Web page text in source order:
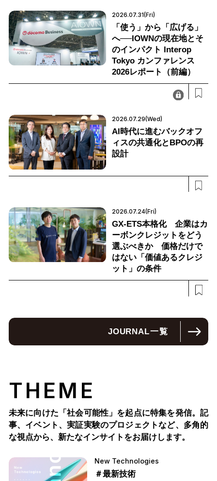
2026.07.31(Fri)
「使う」から「広げる」
へ──IOWNの現在地とそ
のインパクト Interop
Tokyo カンファレンス
2026レポート（前編）
2026.07.29(Wed)
AI時代に進むバックオフ
ィスの共通化とBPOの再
設計
2026.07.24(Fri)
GX-ETS本格化 企業はカ
ーボンクレジットをどう
選ぶべきか 価格だけで
はない「価値あるクレジ
ット」の条件
JOURNAL一覧
THEME
未来に向けた「社会可能性」を起点に特集を発信。記
事、イベント、実証実験のプロジェクトなど、多角的
な視点から、新たなインサイトをお届けします。
New Technologies
＃最新技術